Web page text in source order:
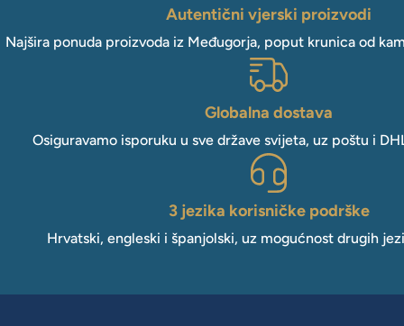
Autentični vjerski proizvodi
Najšira ponuda proizvoda iz Međugorja, poput krunica od
Globalna dostava
Osiguravamo isporuku u sve države svijeta, uz poštu i
3 jezika korisničke podrške
Hrvatski, engleski i španjolski, uz mogućnost drugih